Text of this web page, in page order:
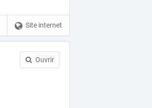
Site internet
Ouvrir